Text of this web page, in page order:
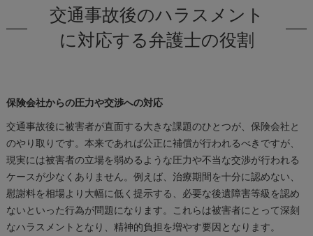
交通事故後のハラスメント
に対応する弁護士の役割
保険会社からの圧力や交渉への対応
交通事故後に被害者が直面する大きな課題のひとつが、保険会社と
のやり取りです。本来であれば公正に補償が行われるべきですが、
現実には被害者の立場を弱めるような圧力や不当な交渉が行われる
ケースが少なくありません。例えば、治療期間を十分に認めない、
慰謝料を相場より大幅に低く提示する、必要な後遺障害等級を認め
ないといった行為が問題になります。これらは被害者にとって深刻
なハラスメントとなり、精神的負担を増やす要因となります。